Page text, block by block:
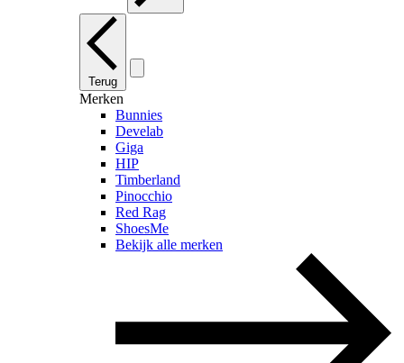
Terug
Merken
Bunnies
Develab
Giga
HIP
Timberland
Pinocchio
Red Rag
ShoesMe
Bekijk alle merken